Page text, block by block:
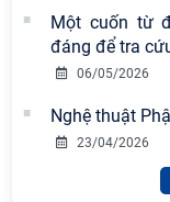
Một cuốn từ
đáng để tra
06/05/2026
Nghệ thuật
23/04/2026
những kinh
Đảng Cộng sản
Cộng sản Việt
Hội nghị Lãnh đạo
Khoa học xã hội
với Ban Chủ